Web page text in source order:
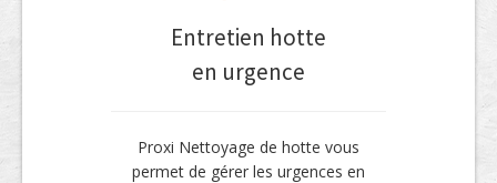
Entretien hotte
en urgence
Proxi Nettoyage de hotte vous
permet de gérer les urgences en